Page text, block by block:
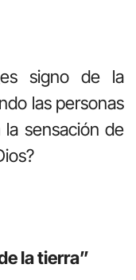
signo de la
las personas
sensación de
la tierra”